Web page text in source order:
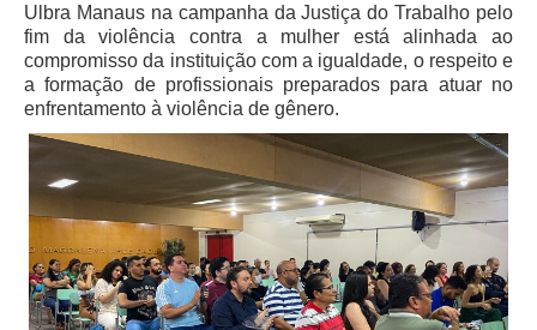
Calendário das Sessões da 3ª Turma 2026
Calendário das Sessões do Pleno e Especializadas 2026
Carta de Serviços ao Cidadão
Cartilhas
Cadastro de Peritos, Tradutores e Intérpretes
Calendários
Calendário Geral
Calendário de Eventos
Ulbra Manaus na campanha da Justiça do Trabalho pelo
fim da violência contra a mulher está alinhada ao
compromisso da instituição com a igualdade, o respeito e
a formação de profissionais preparados para atuar no
enfrentamento à violência de gênero.